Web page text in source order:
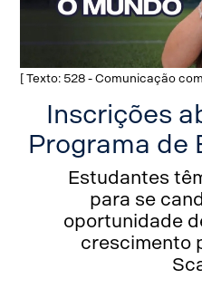
[ Texto: 528 - Comunicação
Inscrições
Programa de
Estudantes
para se
oportunidade
crescimento